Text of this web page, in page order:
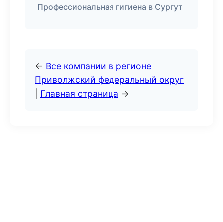
Профессиональная гигиена в Сургут
← Все компании в регионе
Приволжский федеральный округ
Главная страница →